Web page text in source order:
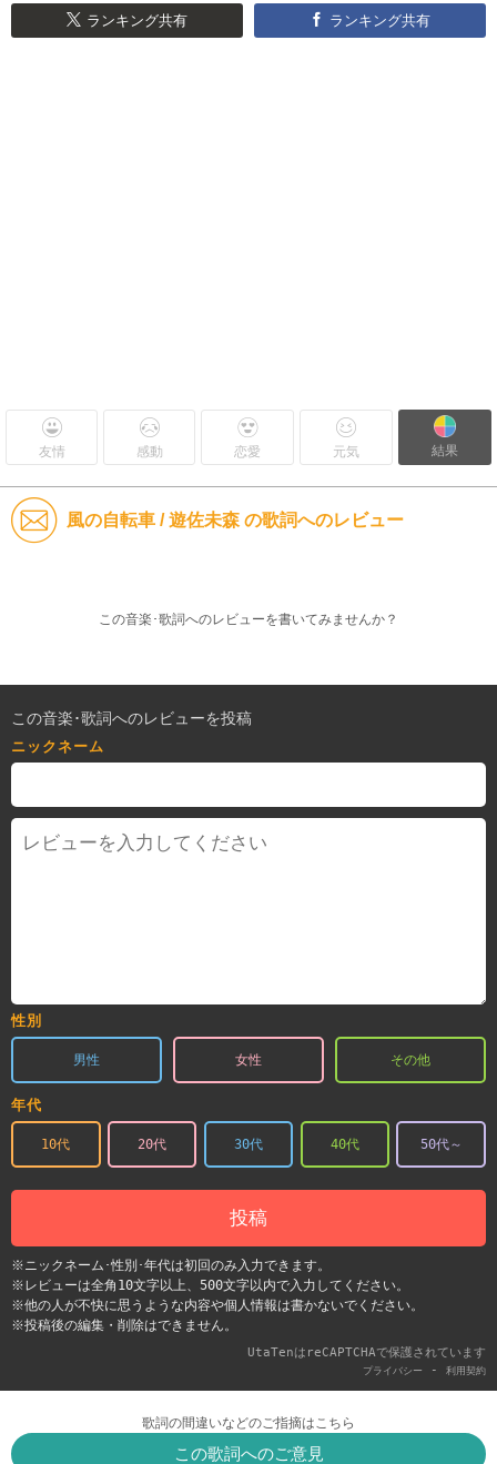
ランキング共有 ランキング共有
友情 感動 恋愛 元気 結果
風の自転車 / 遊佐未森 の歌詞へのレビュー
この音楽･歌詞へのレビューを書いてみませんか？
この音楽･歌詞へのレビューを投稿
ニックネーム
性別
男性 女性 その他
年代
10代 20代 30代 40代 50代～
投稿
※ニックネーム･性別･年代は初回のみ入力できます。
※レビューは全角10文字以上、500文字以内で入力してください。
※他の人が不快に思うような内容や個人情報は書かないでください。
※投稿後の編集・削除はできません。
UtaTenはreCAPTCHAで保護されています
プライバシー - 利用契約
歌詞の間違いなどのご指摘はこちら
この歌詞へのご意見